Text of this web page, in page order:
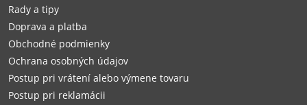
e
Rady a tipy
Doprava a platba
Obchodné podmienky
Ochrana osobných údajov
Postup pri vrátení alebo výmene tovaru
Postup pri reklamácii